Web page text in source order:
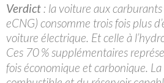
Verdict: la voiture aux
eCNG) consomme trois fois plus
voiture électrique. Et celle à
Ces 70% supplémentaires
fois économique et carbonique.